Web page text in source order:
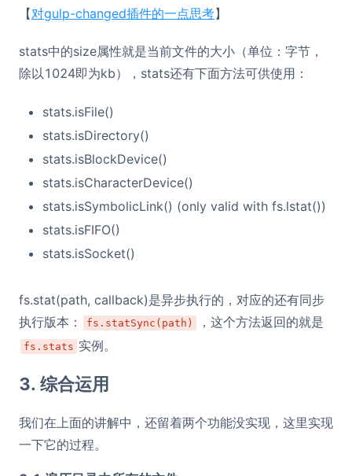
【对gulp-changed插件的一点思考】
stats中的size属性就是当前文件的大小（单位：字节，
除以1024即为kb），stats还有下面方法可供使用：
stats.isFile()
stats.isDirectory()
stats.isBlockDevice()
stats.isCharacterDevice()
stats.isSymbolicLink() (only valid with fs.lstat())
stats.isFIFO()
stats.isSocket()
fs.stat(path, callback)是异步执行的，对应的还有同步
执行版本：
fs.statSync(path) ，这个方法返回的就是
fs.stats 实例。
3. 综合运用
我们在上面的讲解中，还留着两个功能没实现，这里实现
一下它的过程。